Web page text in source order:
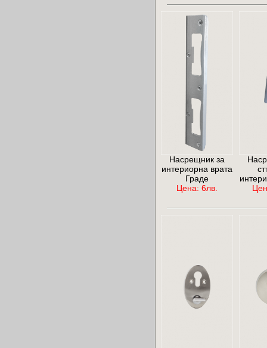
Насрещник за
интериорна врата
Граде
Цена: 6лв.